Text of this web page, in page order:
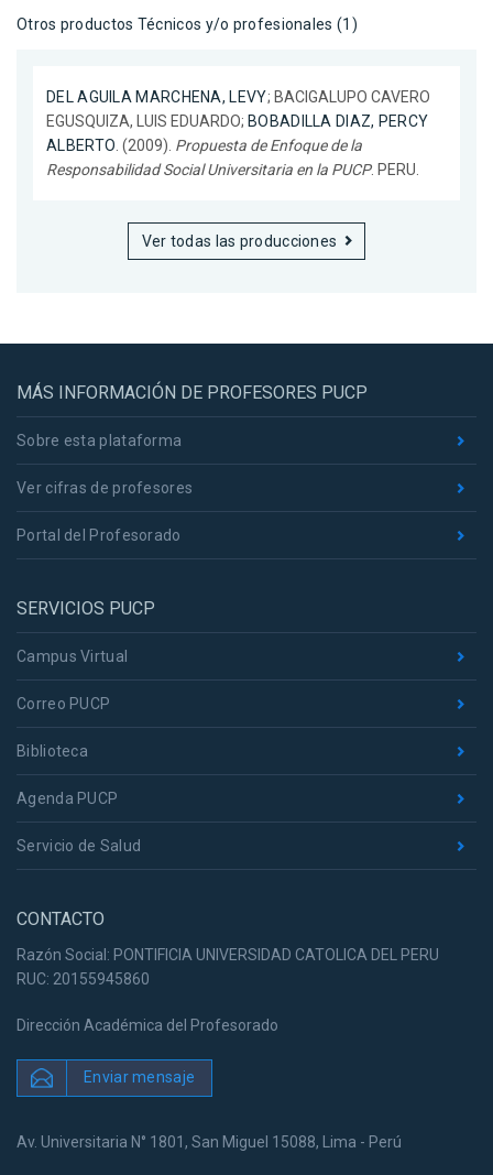
Otros productos Técnicos y/o profesionales (1)
DEL AGUILA MARCHENA, LEVY; BACIGALUPO CAVERO
EGUSQUIZA, LUIS EDUARDO; BOBADILLA DIAZ, PERCY
ALBERTO . (2009). Propuesta de Enfoque de la
Responsabilidad Social Universitaria en la PUCP. PERU.
Ver todas las producciones
MÁS INFORMACIÓN DE PROFESORES PUCP
Sobre esta plataforma
Ver cifras de profesores
Portal del Profesorado
SERVICIOS PUCP
Campus Virtual
Correo PUCP
Biblioteca
Agenda PUCP
Servicio de Salud
CONTACTO
Razón Social: PONTIFICIA UNIVERSIDAD CATOLICA DEL PERU
RUC: 20155945860
Dirección Académica del Profesorado
Enviar mensaje
Av. Universitaria N° 1801, San Miguel 15088, Lima - Perú